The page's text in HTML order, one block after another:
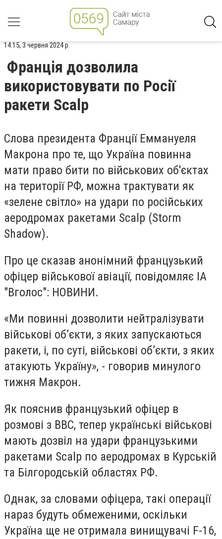
14:15, 3 червня 2024 р.
Франція дозволила
використовувати по Росії
ракети Scalp
Слова президента Франції Еммануеля
Макрона про те, що Україна повинна
мати право бити по військових об'єктах
на території РФ, можна трактувати як
«зелене світло» на удари по російських
аеродромах ракетами Scalp (Storm
Shadow).
Про це сказав анонімний французький
офіцер військової авіації, повідомляє ІА
"Вголос": НОВИНИ.
«Ми повинні дозволити нейтралізувати
військові об’єкти, з яких запускаються
ракети, і, по суті, військові об’єкти, з яких
атакують Україну», - говорив минулого
тижня Макрон.
Як пояснив французький офіцер в
розмові з BBC, тепер українські військові
мають дозвіл на удари французькими
ракетами Scalp по аеродромах в Курській
та Білгородській областях РФ.
Однак, за словами офіцера, такі операції
нараз будуть обмеженими, оскільки
Україна ще не отримала винищувачі F-16,